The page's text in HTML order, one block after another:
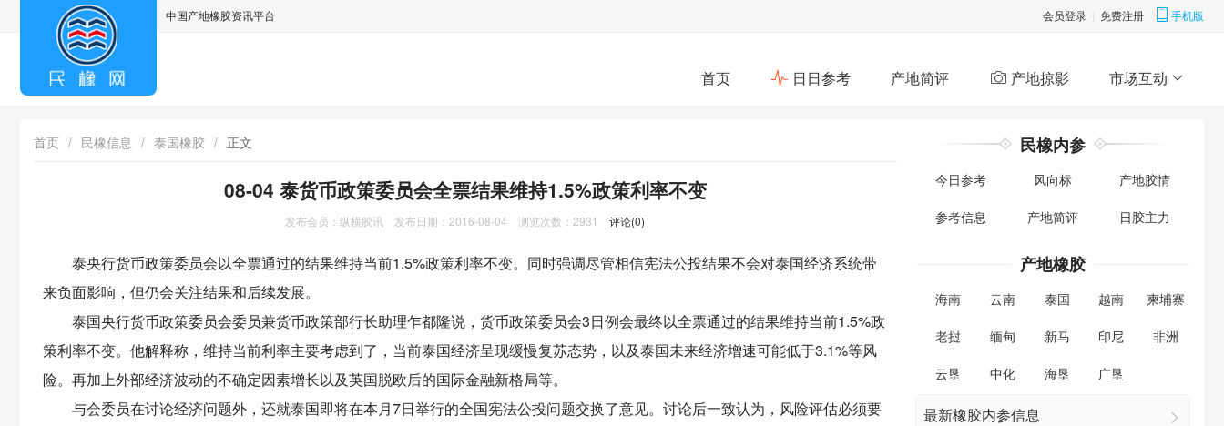
中国产地橡胶资讯平台 会员登录 免费注册 手机版
首页 日日参考 产地简评 产地掠影 市场互动
首页 / 民橡信息 / 泰国橡胶 / 正文
08-04 泰货币政策委员会全票结果维持1.5%政策利率不变
发布会员：纵横胶讯 发布日期：2016-08-04 浏览次数：2931评论(0)
泰央行货币政策委员会以全票通过的结果维持当前1.5%政策利率不变。同时强调尽管相信宪法公投结果不会对泰国经济系统带
来负面影响，但仍会关注结果和后续发展。
泰国央行货币政策委员会委员兼货币政策部行长助理乍都隆说，货币政策委员会3日例会最终以全票通过的结果维持当前1.5%政
策利率不变。他解释称，维持当前利率主要考虑到了，当前泰国经济呈现缓慢复苏态势，以及泰国未来经济增速可能低于3.1%等风
险。再加上外部经济波动的不确定因素增长以及英国脱欧后的国际金融新格局等。
与会委员在讨论经济问题外，还就泰国即将在本月7日举行的全国宪法公投问题交换了意见。讨论后一致认为，风险评估必须要
民橡内参
今日参考 风向标 产地胶情
参考信息 产地简评 日胶主力
产地橡胶
海南 云南 泰国 越南 柬埔寨
老挝 缅甸 新马 印尼 非洲
云垦 中化 海垦 广垦
最新橡胶内参信息